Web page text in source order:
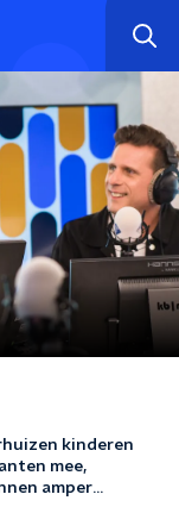
kinderen
mee,
amper